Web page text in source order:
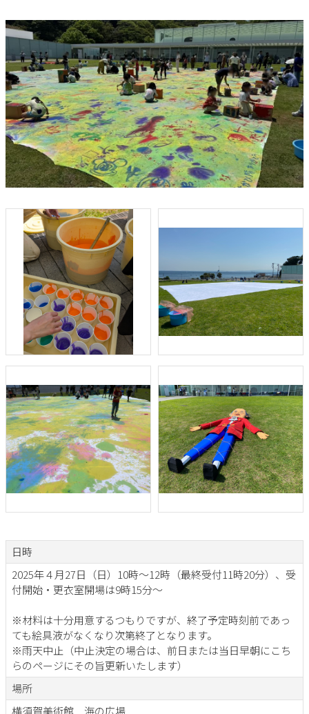
日時
2025年４月27日（日）10時～12時（最終受付11時20分）、受
付開始・更衣室開場は9時15分～
※材料は十分用意するつもりですが、終了予定時刻前であっ
ても絵具液がなくなり次第終了となります。
※雨天中止（中止決定の場合は、前日または当日早朝にこち
らのページにその旨更新いたします）
場所
横須賀美術館 海の広場